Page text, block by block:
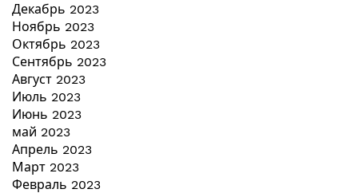
Декабрь 2023
Ноябрь 2023
Октябрь 2023
Сентябрь 2023
Август 2023
Июль 2023
Июнь 2023
май 2023
Апрель 2023
Март 2023
Февраль 2023